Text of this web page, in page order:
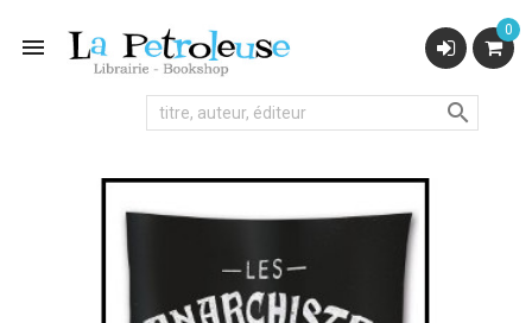

0
